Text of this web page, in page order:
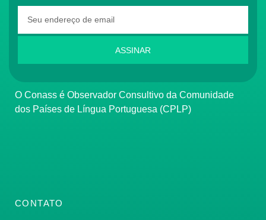
ASSINAR
O Conass é Observador Consultivo da Comunidade
dos Países de Língua Portuguesa (CPLP)
CONTATO